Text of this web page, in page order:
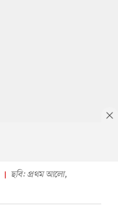
ছবি: প্রথম আলো,